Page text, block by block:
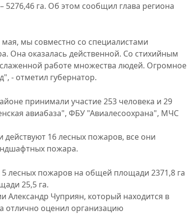
га. Об этом сообщил глава региона
мы совместно со специалистами
Она оказалась действенной. Со стихийным
работе множества людей. Огромное
- отметил губернатор.
принимали участие 253 человека и 29
авиабаза", ФБУ "Авиалесоохрана", МЧС
16 лесных пожаров, все они
пожара.
лесных пожаров на общей площади 2371,8 га
25,5 га.
Чуприян, который находится в
отлично оценил организацию